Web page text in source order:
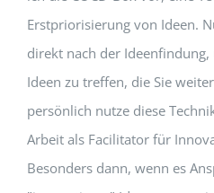
Erstpriorisierung von Ideen.
direkt nach der
Ideen zu treffen, die Sie
persönlich nutze diese
Arbeit als Facilitator für
Besonders dann, wenn es